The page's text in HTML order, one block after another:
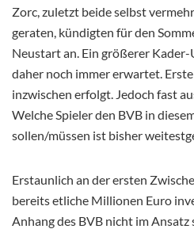
Zorc, zuletzt beide selbst
geraten, kündigten für den
Neustart an. Ein größerer
daher noch immer erwartet.
inzwischen erfolgt. Jedoch fast
Welche Spieler den BVB in
sollen/müssen ist bisher
Erstaunlich an der ersten
bereits etliche Millionen Euro
Anhang des BVB nicht im